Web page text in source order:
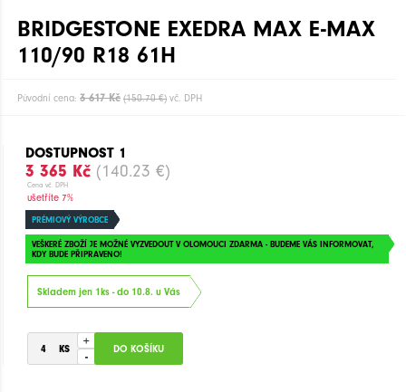
BRIDGESTONE EXEDRA MAX E-MAX
110/90 R18 61H
Původní cena: 3 617 Kč (150.70 €) vč. DPH
DOSTUPNOST 1
3 365 Kč (140.23 €)
Cena vč. DPH
ušetříte 7%
PRÉMIOVÝ VÝROBCE
VEŠKERÉ ZBOŽÍ JE MOŽNÉ VYZVEDOUT V OLOMOUCI ZDARMA - BUDEME VÁS INFORMOVAT,
KDY BUDE PŘIPRAVENO!
Skladem jen 1ks - do 10.8. u Vás
+
-